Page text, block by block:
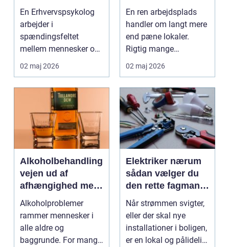
værktøj i
arbejdslivet
En Erhvervspsykolog
arbejder i
spændingsfeltet
mellem mennesker og
forretning. Fokus er
ikke kun på ...
02 maj 2026
mest muligt ud af
rengøringen
En ren arbejdsplads
handler om langt mere
end pæne lokaler.
Rigtig mange
virksomheder på
Djursland o...
02 maj 2026
Alkoholbehandling
vejen ud af
afhængighed med
professionel støtte
Alkoholproblemer
rammer mennesker i
alle aldre og
baggrunde. For mange
Elektriker nærum
sådan vælger du
den rette fagmand
til dine el-opgaver
Når strømmen svigter,
eller der skal nye
installationer i boligen,
er en lokal og pålidelig